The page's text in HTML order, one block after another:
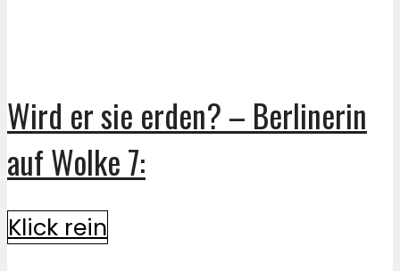
Wird er sie erden? – Berlinerin
auf Wolke 7:
Klick rein